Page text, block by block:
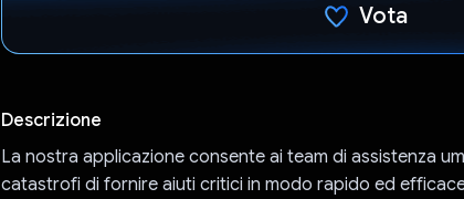
Vota
Descrizione
La nostra applicazione consente ai team di assistenza
catastrofi di fornire aiuti critici in modo rapido ed